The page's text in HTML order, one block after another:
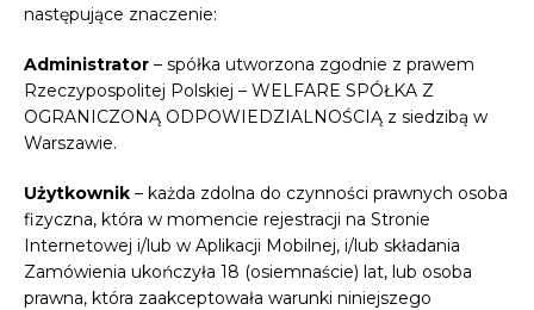
następujące znaczenie:
Administrator – spółka utworzona zgodnie z prawem
Rzeczypospolitej Polskiej – WELFARE SPÓŁKA Z
OGRANICZONĄ ODPOWIEDZIALNOŚCIĄ z siedzibą w
Warszawie.
Użytkownik – każda zdolna do czynności prawnych osoba
fizyczna, która w momencie rejestracji na Stronie
Internetowej i/lub w Aplikacji Mobilnej, i/lub składania
Zamówienia ukończyła 18 (osiemnaście) lat, lub osoba
prawna, która zaakceptowała warunki niniejszego